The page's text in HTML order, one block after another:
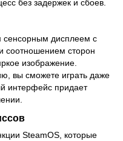
без задержек и сбоев.
дисплеем с
соотношением сторон
изображение.
вы сможете играть даже
интерфейс придает
SteamOS, которые